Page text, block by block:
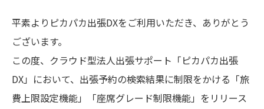
平素よりピカパカ出張DXをご利用いただき、ありがとう
ございます。
この度、クラウド型法人出張サポート「ピカパカ出張
DX」において、出張予約の検索結果に制限をかける「旅
費上限設定機能」「座席グレード制限機能」をリリース